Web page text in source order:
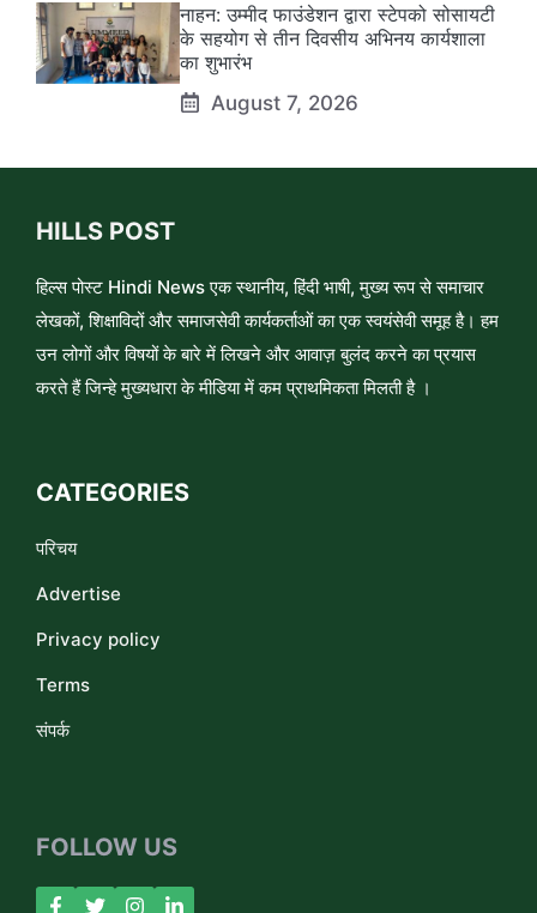
नाहन: उम्मीद फाउंडेशन द्वारा स्टेपको सोसायटी
के सहयोग से तीन दिवसीय अभिनय कार्यशाला
का शुभारंभ
August 7, 2026
HILLS POST
हिल्स पोस्ट Hindi News एक स्थानीय, हिंदी भाषी, मुख्य रूप से समाचार
लेखकों, शिक्षाविदों और समाजसेवी कार्यकर्ताओं का एक स्वयंसेवी समूह है। हम
उन लोगों और विषयों के बारे में लिखने और आवाज़ बुलंद करने का प्रयास
करते हैं जिन्हे मुख्यधारा के मीडिया में कम प्राथमिकता मिलती है ।
CATEGORIES
परिचय
Advertise
Privacy policy
Terms
संपर्क
FOLLOW US